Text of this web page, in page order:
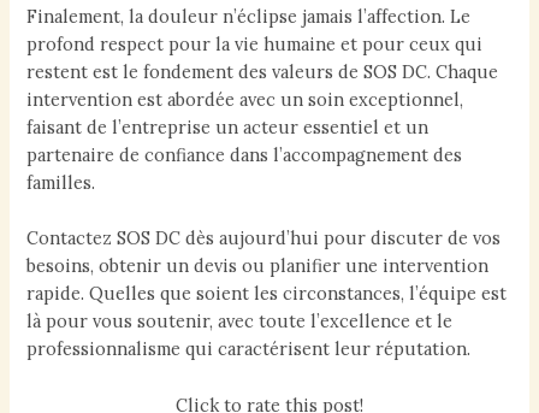
Finalement, la douleur n’éclipse jamais l’affection. Le
profond respect pour la vie humaine et pour ceux qui
restent est le fondement des valeurs de SOS DC. Chaque
intervention est abordée avec un soin exceptionnel,
faisant de l’entreprise un acteur essentiel et un
partenaire de confiance dans l’accompagnement des
familles.
Contactez SOS DC dès aujourd’hui pour discuter de vos
besoins, obtenir un devis ou planifier une intervention
rapide. Quelles que soient les circonstances, l’équipe est
là pour vous soutenir, avec toute l’excellence et le
professionnalisme qui caractérisent leur réputation.
Click to rate this post!